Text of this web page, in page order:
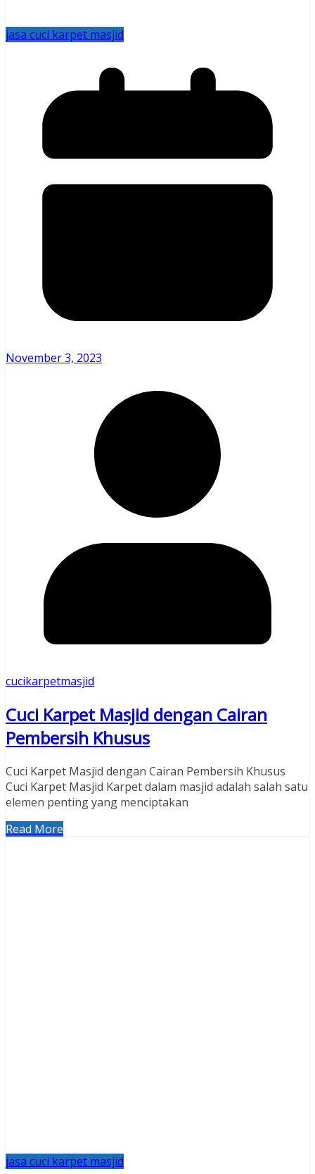
jasa cuci karpet masjid
November 3, 2023
cucikarpetmasjid
Cuci Karpet Masjid dengan Cairan
Pembersih Khusus
Cuci Karpet Masjid dengan Cairan Pembersih Khusus
Cuci Karpet Masjid Karpet dalam masjid adalah salah satu
elemen penting yang menciptakan
Read More
jasa cuci karpet masjid